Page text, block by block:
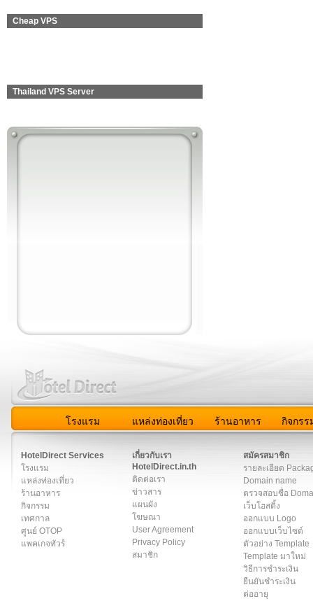
Cheap VPS
Thailand VPS Server
โรงแรม แหล่งท่องเที่ยว ร้านอาหาร กิจกรร
HotelDirect Services
โรงแรม
แหล่งท่องเที่ยว
ร้านอาหาร
กิจกรรม
เทศกาล
ศูนย์ OTOP
แพคเกจทัวร์
เกี่ยวกับเรา
HotelDirect.in.th
ติดต่อเรา
ข่าวสาร
แผนผัง
โฆษณา
User Agreement
Privacy Policy
สมาชิก
สมัครสมาชิก
รายละเอียด
Domain name
ตรวจสอบชื่อ
เว็บโฮสติ้ง
ออกแบบ Logo
ออกแบบเว็บไซต์
ตัวอย่าง Template
Template มาใหม่
วิธีการชำระเงิน
ยืนยันชำระเงิน
ต่ออายุ